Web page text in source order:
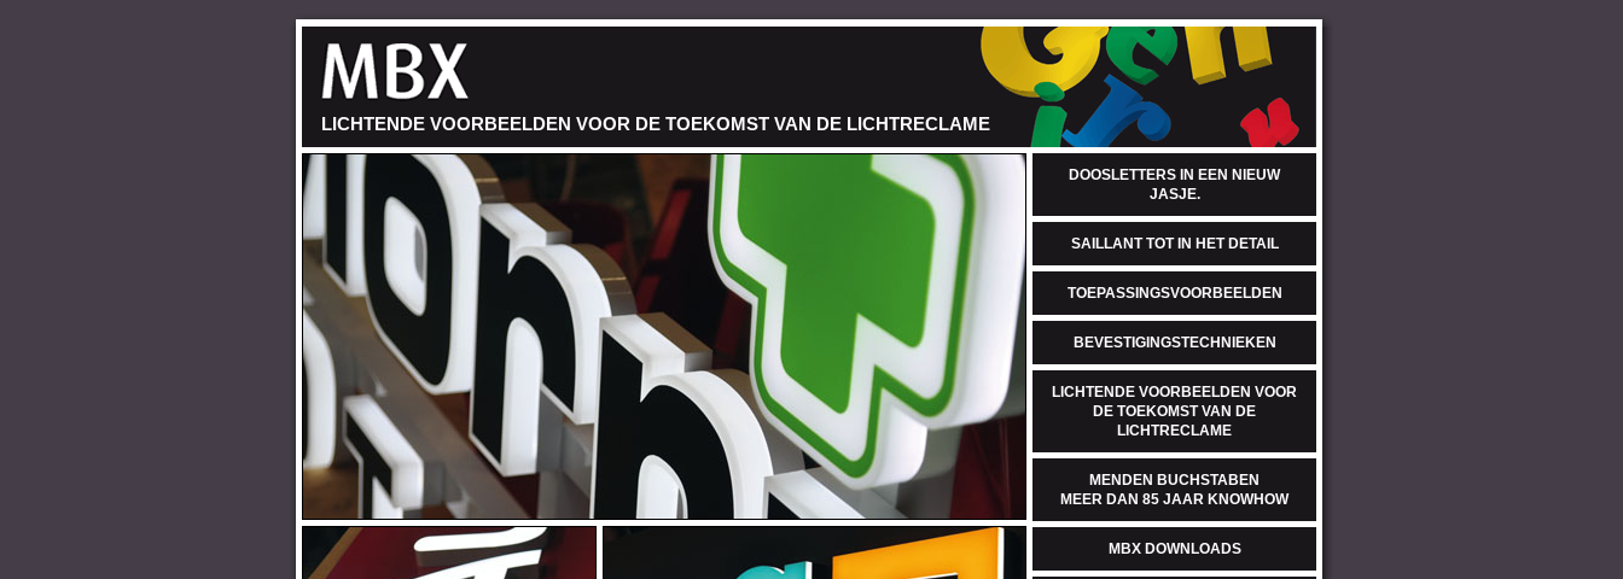
LICHTENDE VOORBEELDEN VOOR DE TOEKOMST VAN DE LICHTRECLAME
DOOSLETTERS IN EEN NIEUW
JASJE.
SAILLANT TOT IN HET DETAIL
TOEPASSINGSVOORBEELDEN
BEVESTIGINGSTECHNIEKEN
LICHTENDE VOORBEELDEN VOOR
DE TOEKOMST VAN DE
LICHTRECLAME
MENDEN BUCHSTABEN
MEER DAN 85 JAAR KNOWHOW
MBX DOWNLOADS